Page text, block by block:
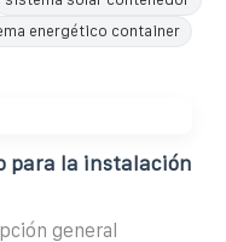
energético container
para la instalación
general